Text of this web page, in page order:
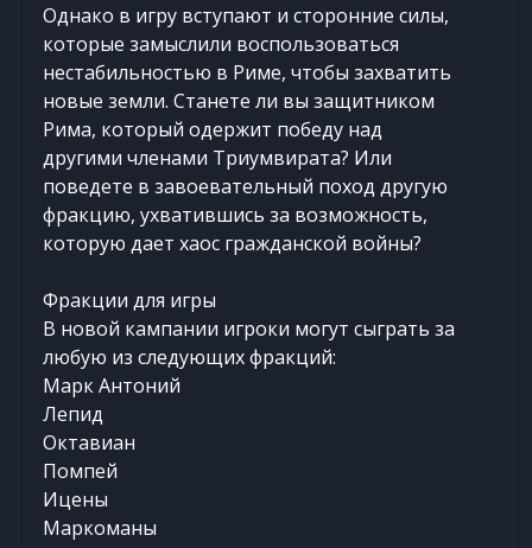
Однако в игру вступают и сторонние силы,
которые замыслили воспользоваться
нестабильностью в Риме, чтобы захватить
новые земли. Станете ли вы защитником
Рима, который одержит победу над
другими членами Триумвирата? Или
поведете в завоевательный поход другую
фракцию, ухватившись за возможность,
которую дает хаос гражданской войны?
Фракции для игры
В новой кампании игроки могут сыграть за
любую из следующих фракций:
Марк Антоний
Лепид
Октавиан
Помпей
Ицены
Маркоманы